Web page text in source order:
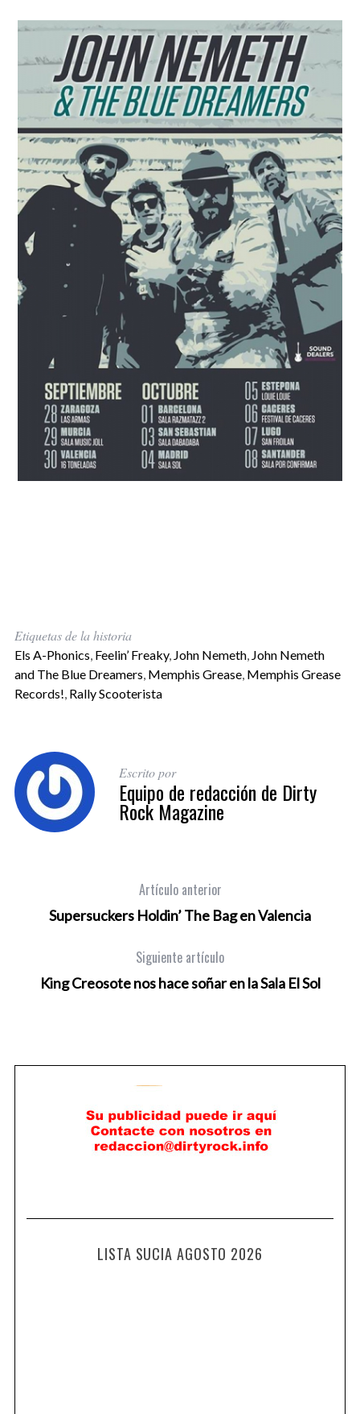
Etiquetas de la historia
Els A-Phonics Feelin’ Freaky, John Nemeth, John Nemeth
and The Blue Dreamers Memphis Grease, Memphis Grease
Records! Rally Scooterista
Escrito por
Equipo de redacción de Dirty
Rock Magazine
Artículo anterior
Supersuckers Holdin’ The Bag en Valencia
Siguiente artículo
King Creosote nos hace soñar en la Sala El Sol
LISTA SUCIA AGOSTO 2026